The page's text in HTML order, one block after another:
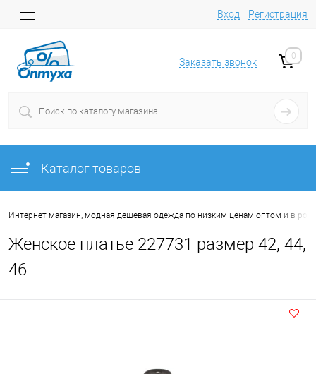
Вход Регистрация
Заказать звонок
0
Каталог товаров
Интернет-магазин, модная дешевая одежда по низким ценам оптом и в
Женское платье 227731 размер 42, 44,
46